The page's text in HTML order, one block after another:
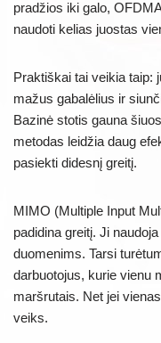
pradžios iki galo,
naudoti kelias juostas
Praktiškai tai veikia taip:
mažus gabalėlius ir
Bazinė stotis gauna
metodas leidžia daug
pasiekti didesnį greitį.
MIMO (Multiple Input
padidina greitį. Ji
duomenims. Tarsi
darbuotojus, kurie vienu
maršrutais. Net jei
veiks.